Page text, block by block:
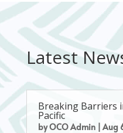
Latest
Breaking Barriers
Pacific
byOCO Admin|Aug